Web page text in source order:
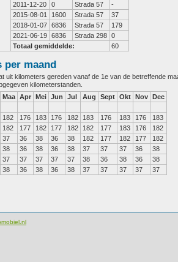
2011-12-20
0 Strada 57
-
2015-08-01
1600 Strada 57
37
2018-01-07 6836 Strada 57
179
2021-06-19 6836 Strada 298 0
Totaal gemiddelde:
60
per maand
uit kilometers gereden vanaf de 1e van de betreffende
kilometerstanden.
Maa Apr Mei Jun Jul Aug Sept Okt Nov Dec
182 176 183 176 182 183 176 183 176
183
182 177 182 177 182 182 177 183 176
182
37 36 38 36 38 182 177 182 177
182
38 36 38 36 38 37 37 37 36
38
37 37 37 37 37 38 36 38 36
38
38 36 38 36 38 37 37 37 37 37